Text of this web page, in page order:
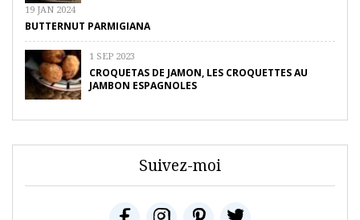
19 JAN 2024
BUTTERNUT PARMIGIANA
1 SEP 2023
CROQUETAS DE JAMON, LES CROQUETTES AU
JAMBON ESPAGNOLES
Suivez-moi